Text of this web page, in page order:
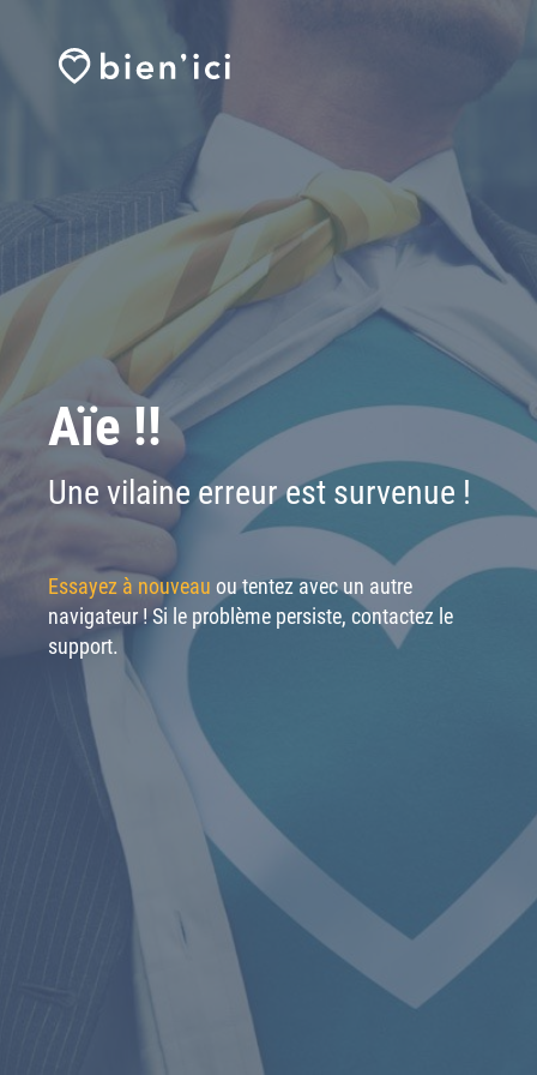
Aïe !!
Une vilaine erreur est survenue !
Essayez à nouveau ou tentez avec un autre
navigateur ! Si le problème persiste, contactez le
support.